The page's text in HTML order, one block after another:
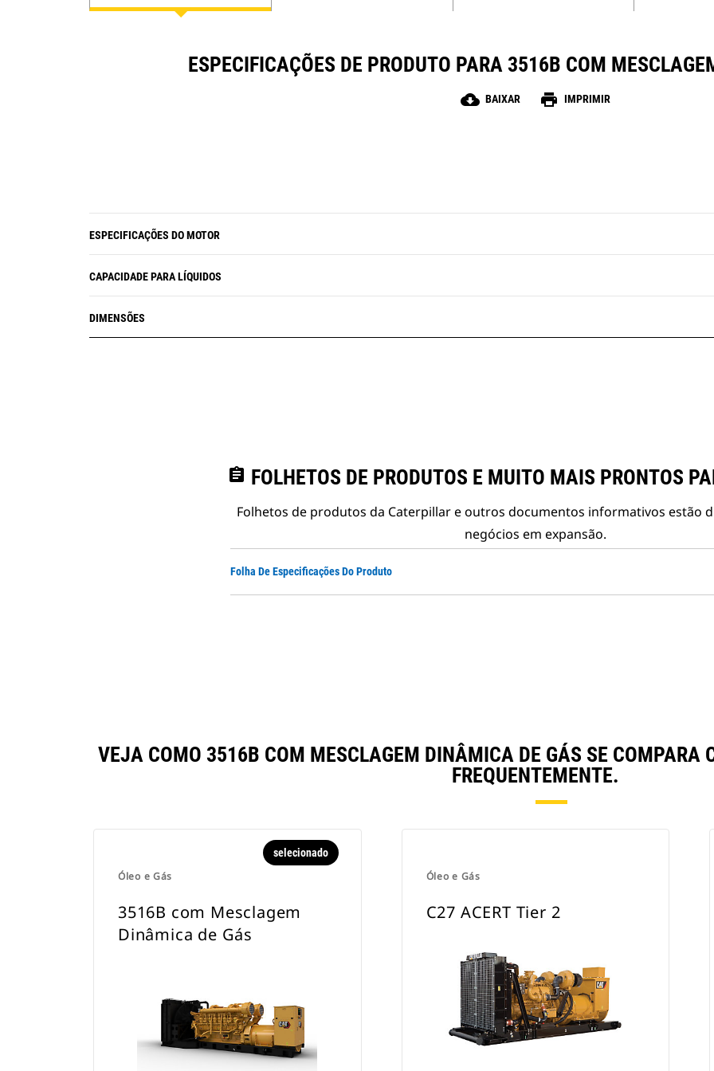
ESPECIFICAÇÕES DE PRODUTO PARA 3516B COM
cloud_download BAIXAR print IMPRIMIR
ESPECIFICAÇÕES DO MOTOR
CAPACIDADE PARA LÍQUIDOS
DIMENSÕES
assignment FOLHETOS DE PRODUTOS E MUITO MAIS PRONTOS
Folhetos de produtos da Caterpillar e outros documentos informativos estão
negócios em expansão.
Folha De Especificações Do Produto
VEJA COMO 3516B COM MESCLAGEM DINÂMICA DE GÁS SE COMPARA
FREQUENTEMENTE.
Óleo e Gás
selecionado
3516B com Mesclagem
Dinâmica de Gás
Óleo e Gás
C27 ACERT Tier 2